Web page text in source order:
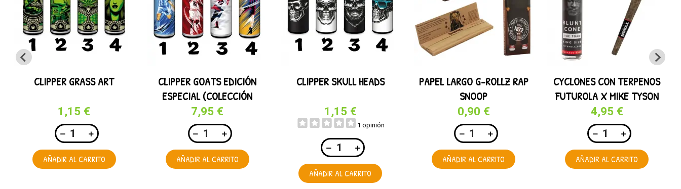
CLIPPER GRASS ART
1,15 €
AÑADIR AL CARRITO
CLIPPER GOATS EDICIÓN
ESPECIAL (COLECCIÓN
COMPLETA)
7,95 €
AÑADIR AL CARRITO
CLIPPER SKULL HEADS
1,15 €
1 opinión
AÑADIR AL CARRITO
PAPEL LARGO G-ROLLZ RAP
SNOOP
0,90 €
AÑADIR AL CARRITO
CYCLONES CON TERPENOS
FUTUROLA X MIKE TYSON
4,95 €
AÑADIR AL CARRITO